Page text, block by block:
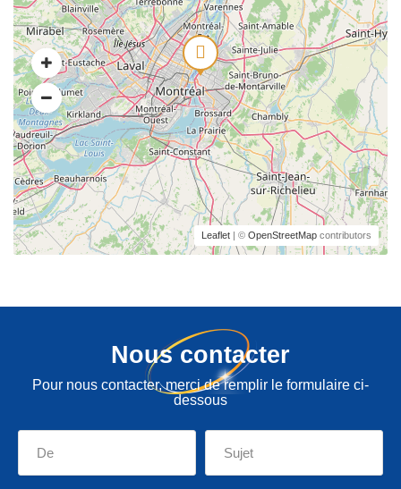
Leaflet | © OpenStreetMap contributors
Nous contacter
Pour nous contacter, merci de remplir le formulaire ci-
dessous